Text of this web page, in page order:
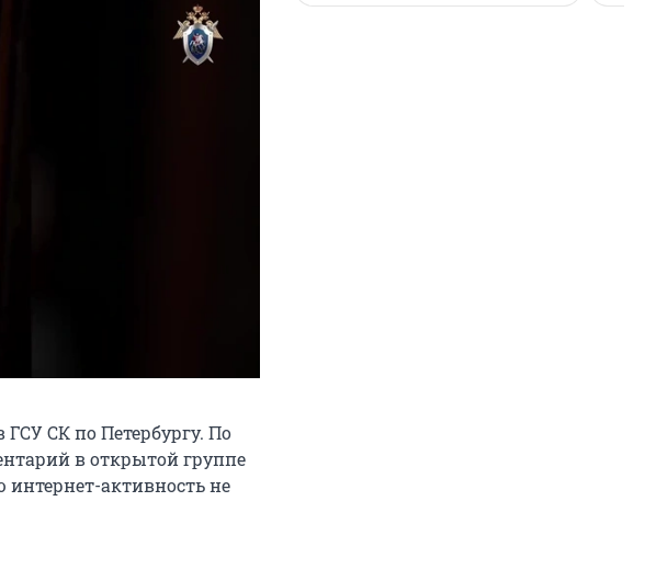
СК по Петербургу. По
в открытой группе
интернет-активность не